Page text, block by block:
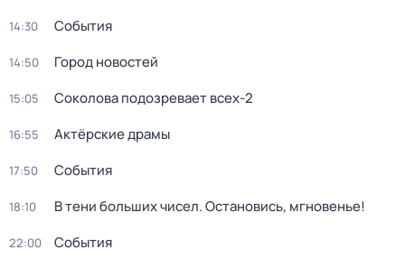
14:30 События
14:50 Город новостей
15:05 Соколова подозревает всех-2
16:55 Актёрские драмы
17:50 События
18:10 В тени больших чисел. Остановись, мгновенье!
22:00 События